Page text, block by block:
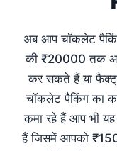
अब आप चॉकलेट
की ₹20000 तक
कर सकते हैं या
चॉकलेट पैकिंग का
कमा रहे हैं आप भी
हैं जिसमें आपको